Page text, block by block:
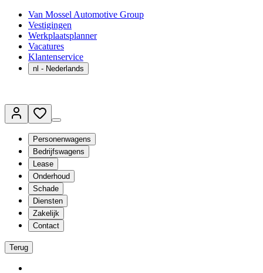
Van Mossel Automotive Group
Vestigingen
Werkplaatsplanner
Vacatures
Klantenservice
nl - Nederlands
Personenwagens
Bedrijfswagens
Lease
Onderhoud
Schade
Diensten
Zakelijk
Contact
Terug